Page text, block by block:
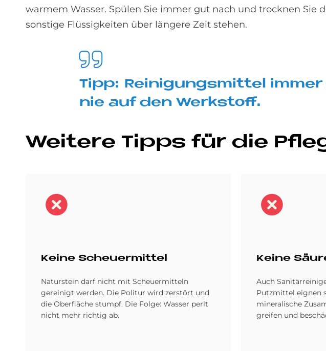
warmem Wasser. Spülen Sie immer gut nach und trocknen Sie
sonstige Flüssigkeiten über längere Zeit stehen.
Tipp: Rei­ni­gungs­mit­tel
nie auf den Werk­stoff.
Wei­te­re Tipps für die
Bild
Kei­ne Scheu­er­mit­tel
Naturstein darf nicht mit Scheuermitteln
gereinigt werden. Die Politur wird zerstört und
die Oberfläche stumpf. Die Folge: Wasser perlt
nicht mehr richtig ab.
Bild
Kei­ne
Auch
Putz­mittel eignen
mineralische
greifen und